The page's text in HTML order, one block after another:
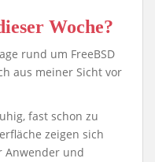
Woche?
rund um FreeBSD
aus meiner Sicht vor
fast schon zu
zeigen sich
Anwender und